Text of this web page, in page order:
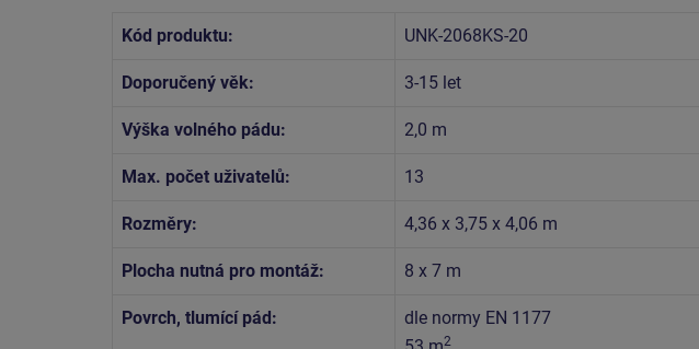
Kód produktu: UNK-2068KS-20
Doporučený věk: 3-15 let
Výška volného pádu: 2,0 m
Max. počet uživatelů: 13
Rozměry: 4,36 x 3,75 x 4,06 m
Plocha nutná pro montáž: 8 x 7 m
Povrch, tlumící pád:
dle normy EN 1177
2